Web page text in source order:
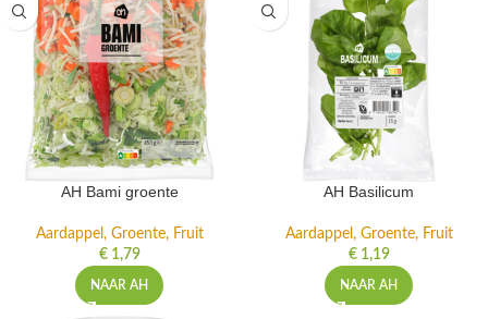
AH Bami groente
Aardappel, Groente, Fruit
€1,79
NAAR AH
AH Basilicum
Aardappel, Groente, Fruit
€1,19
NAAR AH